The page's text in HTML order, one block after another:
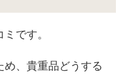
です。
、貴重品どうする